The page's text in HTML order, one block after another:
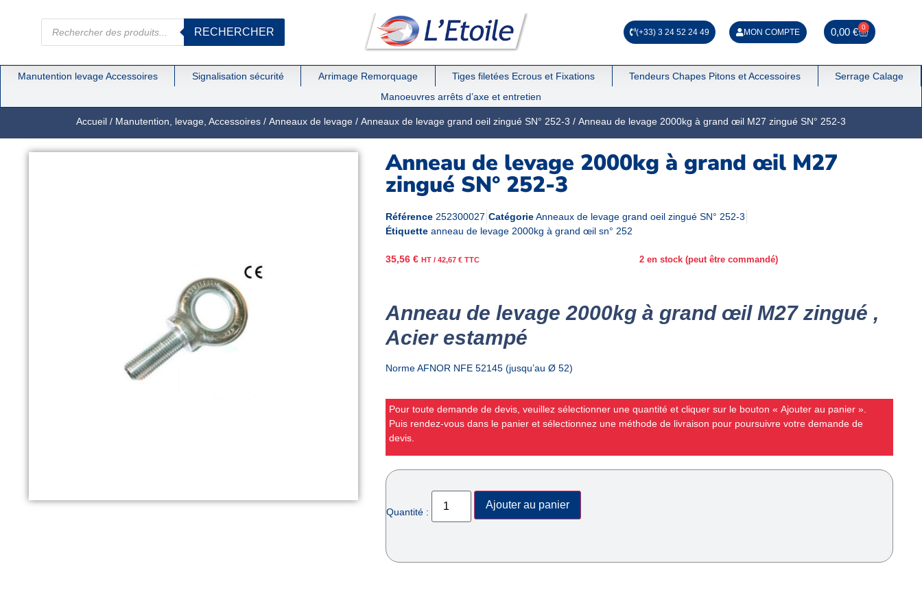
RECHERCHER (+33) 3 24 52 24 49 MON COMPTE 0,00€ 0
Manutention levage Accessoires Signalisation sécurité Arrimage Remorquage Tiges filetées Ecrous et Fixations Tendeurs Chapes Pitons et Accessoires
Serrage Calage
Manoeuvres arrêts d’axe et entretien
Accueil / Manutention, levage, Accessoires / Anneaux de levage / Anneaux de levage grand oeil zingué SN° 252-3 / Anneau de levage 2000kg à grand œil M27 zingué SN° 252-3
Anneau de levage 2000kg à grand œil M27
zingué SN° 252-3
Référence 252300027 CatégorieAnneaux de levage grand oeil zingué SN° 252-3
Étiquette anneau de levage 2000kg à grand œil sn° 252
35,56 € HT / 42,67 € TTC 2 en stock (peut être commandé)
Anneau de levage 2000kg à grand œil M27 zingué ,
Acier estampé
Norme AFNOR NFE 52145 (jusqu’au Ø 52)
Pour toute demande de devis, veuillez sélectionner une quantité et cliquer sur le bouton « Ajouter au panier ».
Puis rendez-vous dans le panier et sélectionnez une méthode de livraison pour poursuivre votre demande de
devis.
Quantité :
Ajouter au panier